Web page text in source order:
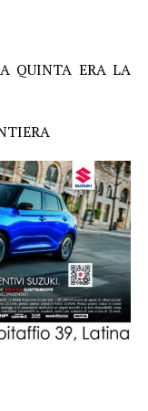
QUINTA ERA LA